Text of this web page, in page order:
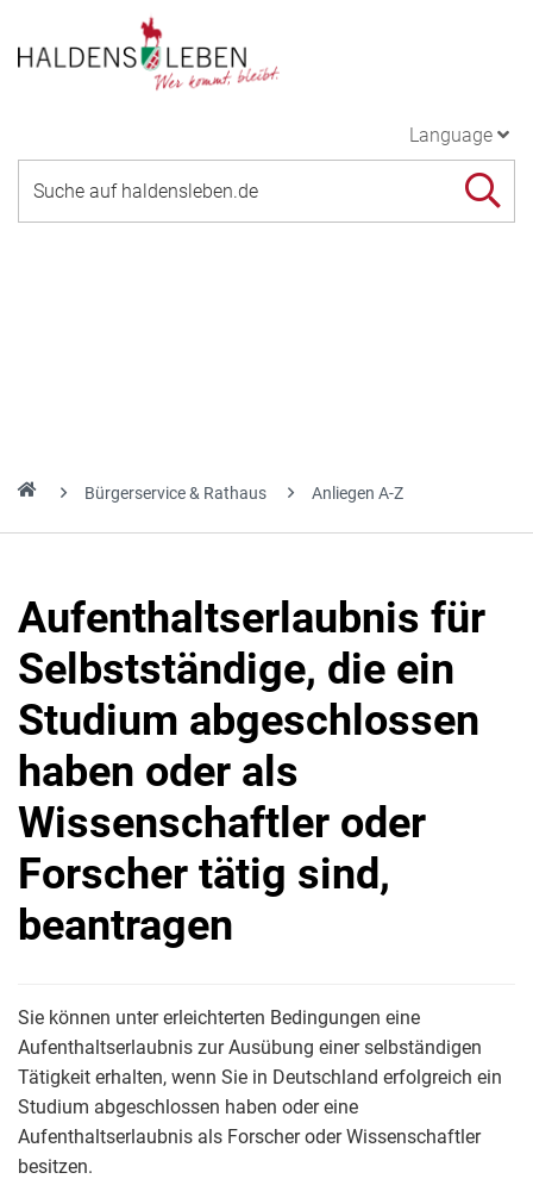
Language
Bürgerservice & Rathaus Anliegen A-Z
Aufenthaltserlaubnis für
Selbstständige, die ein
Studium abgeschlossen
haben oder als
Wissenschaftler oder
Forscher tätig sind,
beantragen
Sie können unter erleichterten Bedingungen eine
Aufenthaltserlaubnis zur Ausübung einer selbständigen
Tätigkeit erhalten, wenn Sie in Deutschland erfolgreich ein
Studium abgeschlossen haben oder eine
Aufenthaltserlaubnis als Forscher oder Wissenschaftler
besitzen.